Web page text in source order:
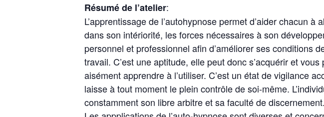
Résumé de l’atelier:
L’apprentissage de l’autohypnose permet d’aider chacun à
dans son intériorité, les forces nécessaires à son
personnel et professionnel afin d’améliorer ses conditions
travail. C’est une aptitude, elle peut donc s’acquérir et vous
aisément apprendre à l’utiliser. C’est un état de vigilance
laisse à tout moment le plein contrôle de soi-même.
constamment son libre arbitre et sa faculté de discernement.